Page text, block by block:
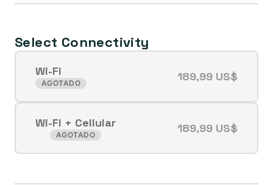
Select Connectivity
Wi-Fi
AGOTADO 189,99 US$
Variante
no
disponible
Wi-Fi + Cellular
AGOTADO 189,99 US$
Variante